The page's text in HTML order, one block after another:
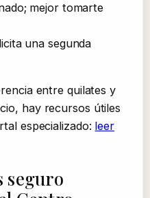
mejor tomarte
una segunda
entre quilates y
hay recursos útiles
especializado: leer
seguro